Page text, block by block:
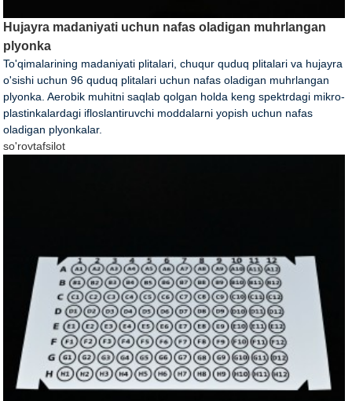
Hujayra madaniyati uchun nafas oladigan muhrlangan
plyonka
To'qimalarining madaniyati plitalari, chuqur quduq plitalari va hujayra
o'sishi uchun 96 quduq plitalari uchun nafas oladigan muhrlangan
plyonka. Aerobik muhitni saqlab qolgan holda keng spektrdagi mikro-
plastinkalardagi ifloslantiruvchi moddalarni yopish uchun nafas
oladigan plyonkalar.
so'rovtafsilot